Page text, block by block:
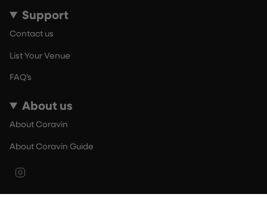
Support
Contact us
List Your Venue
FAQ’s
About us
About Coravin
About Coravin Guide